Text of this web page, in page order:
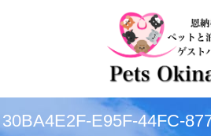
30BA4E2F-E95F-44FC-